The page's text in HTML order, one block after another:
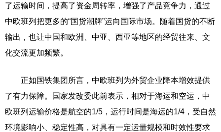
了运输时间，提高了资金周转率，增强了产品竞争力，通过
中欧班列把更多的“国货潮牌”运向国际市场。随着国货的不断
输出，也让中国和欧洲、中亚、西亚等地区的经贸往来、文
化交流更加频繁。
正如国铁集团所言，中欧班列为外贸企业降本增效提供
了有力保障。国家发改委此前表示，相对于海运和空运，中
欧班列运输价格是航空的1/5，运行时间是海运的1/4，受自然
环境影响小、稳定性高，对具有一定运量规模和时效性要求